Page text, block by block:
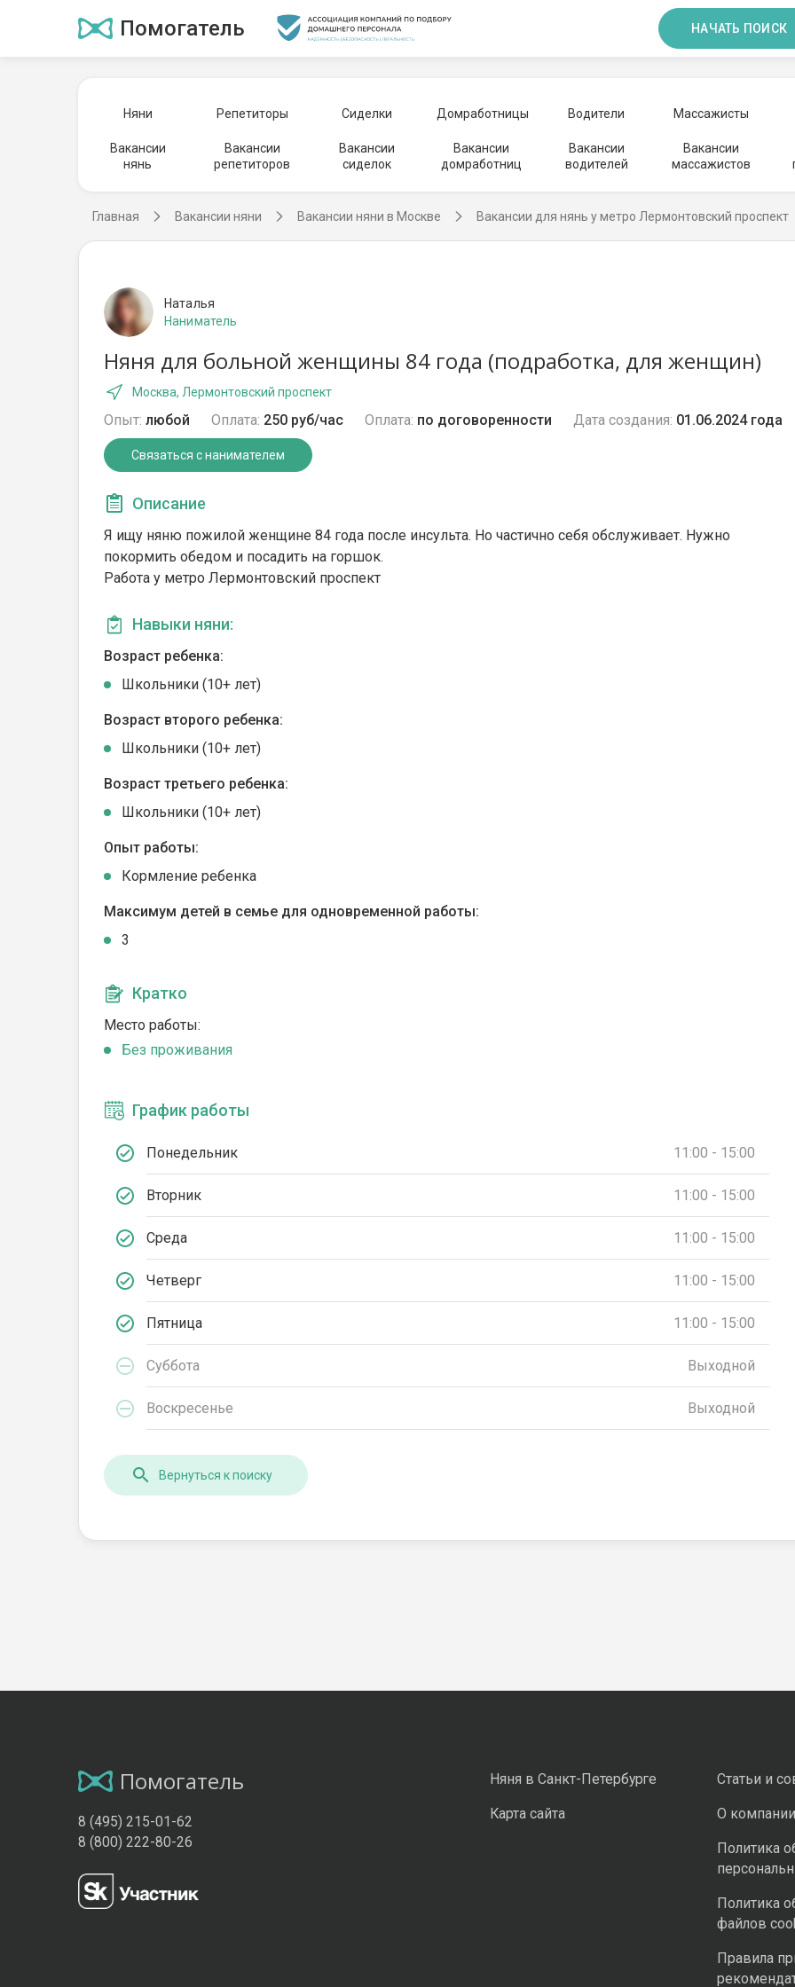
Помогатель НАЧАТЬ ПОИСК
Няни Репетиторы Сиделки Домработницы Водители Массажисты
Вакансии
нянь
Вакансии
репетиторов
Вакансии
сиделок
Вакансии
домработниц
Вакансии
водителей
Вакансии
массажистов
Главная Вакансии няни Вакансии няни в Москве Вакансии для нянь у метро Лермонтовский проспект
Наталья
Наниматель
Няня для больной женщины 84 года (подработка, для женщин)
Москва, Лермонтовский проспект
Опыт: любой Оплата: 250 руб/час Оплата: по договоренности Дата создания: 01.06.2024 года
Связаться с нанимателем
Описание
Я ищу няню пожилой женщине 84 года после инсульта. Но частично себя обслуживает. Нужно
покормить обедом и посадить на горшок.
Работа у метро Лермонтовский проспект
Навыки няни:
Возраст ребенка:
Школьники (10+ лет)
Возраст второго ребенка:
Школьники (10+ лет)
Возраст третьего ребенка:
Школьники (10+ лет)
Опыт работы:
Кормление ребенка
Максимум детей в семье для одновременной работы:
3
Кратко
Место работы:
Без проживания
График работы
Понедельник 11:00 - 15:00
Вторник 11:00 - 15:00
Среда 11:00 - 15:00
Четверг 11:00 - 15:00
Пятница 11:00 - 15:00
Суббота Выходной
Воскресенье Выходной
Вернуться к поиску
Помогатель
8 (495) 215-01-62
8 (800) 222-80-26
Няня в Санкт-Петербурге
Карта сайта
Статьи и
О компании
Политика
Политика
файлов
Правила